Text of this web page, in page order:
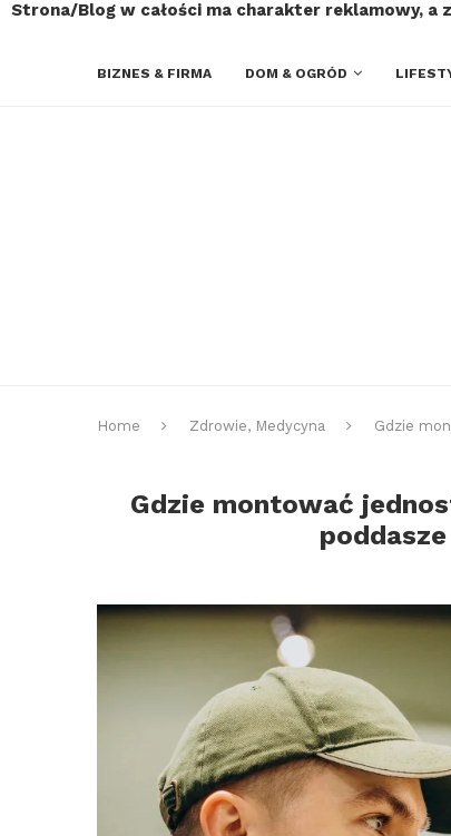
Strona/Blog w całości ma charakter reklamowy, a
BIZNES & FIRMA DOM & OGRÓD
Home Zdrowie, Medycyna Gdzie
Gdzie montować